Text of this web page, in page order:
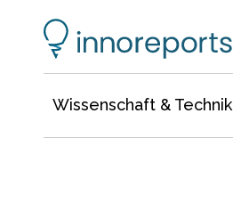
Wissenschaft & Technik